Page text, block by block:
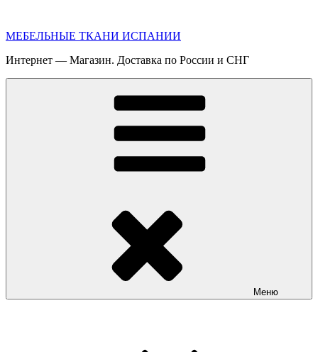
содержимому
МЕБЕЛЬНЫЕ ТКАНИ ИСПАНИИ
Интернет — Магазин. Доставка по России и СНГ
Меню